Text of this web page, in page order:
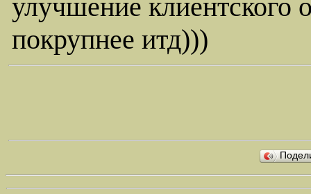
улучшение клиентского
покрупнее итд)))